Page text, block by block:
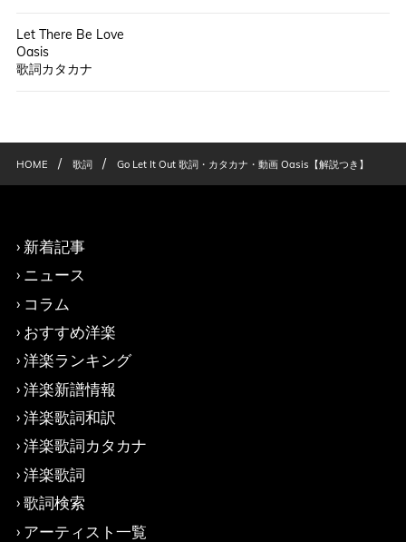
Let There Be Love
Oasis
歌詞カタカナ
HOME / 歌詞 / Go Let It Out 歌詞・カタカナ・動画 Oasis【解説つき】
新着記事
ニュース
コラム
おすすめ洋楽
洋楽ランキング
洋楽新譜情報
洋楽歌詞和訳
洋楽歌詞カタカナ
洋楽歌詞
歌詞検索
アーティスト一覧